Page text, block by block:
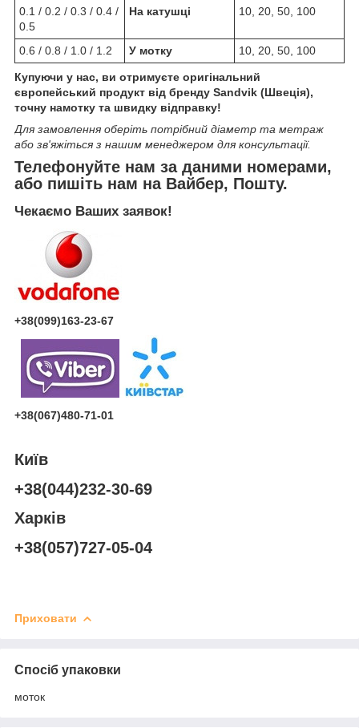
0.1 / 0.2 / 0.3 / 0.4 /
0.5
На катушці 10, 20, 50, 100
0.6 / 0.8 / 1.0 / 1.2 У мотку 10, 20, 50, 100
Купуючи у нас, ви отримуєте оригінальний
європейський продукт від бренду Sandvik (Швеція),
точну намотку та швидку відправку!
Для замовлення оберіть потрібний діаметр та метраж
або зв'яжіться з нашим менеджером для консультації.
Телефонуйте нам за даними номерами,
або пишіть нам на Вайбер, Пошту.
Чекаємо Ваших заявок!
+38(099)163-23-67
+38(067)480-71-01
Київ
+38(044)232-30-69
Харків
+38(057)727-05-04
Приховати
Спосіб упаковки
моток